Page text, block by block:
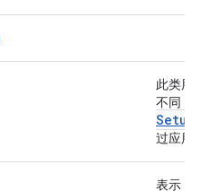
此类用
不同，
过应用
表示